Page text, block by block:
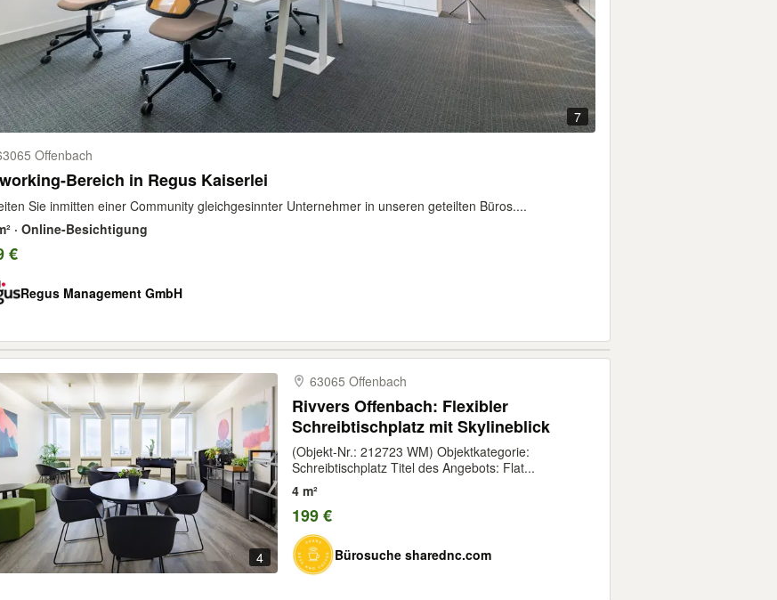
7
Offenbach
Bereich in Regus Kaiserlei
Sie inmitten einer Community gleichgesinnter Unternehmer in unseren geteilten Büros....
· Online-Besichtigung
€
Regus Management GmbH
4
63065 Offenbach
Rivvers Offenbach: Flexibler
Schreibtischplatz mit Skylineblick
(Objekt-Nr.: 212723 WM) Objektkategorie:
Schreibtischplatz Titel des Angebots: Flat...
4 m²
199 €
Bürosuche sharednc.com